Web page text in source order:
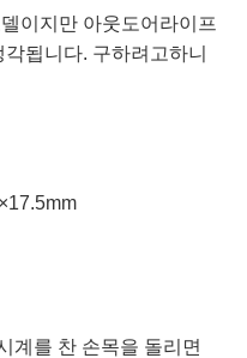
이지만 아웃도어라이프
됩니다. 구하려고하니
계를 찬 손목을 돌리면